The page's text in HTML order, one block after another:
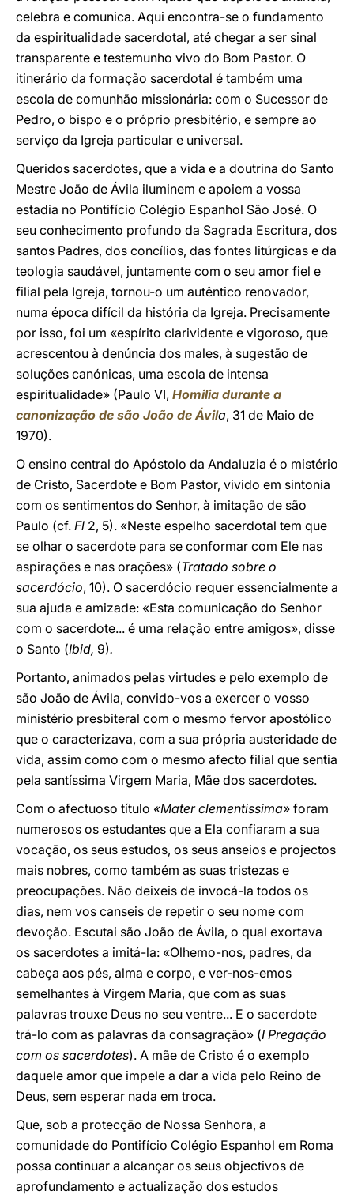
celebra e comunica. Aqui encontra-se o fundamento
da espiritualidade sacerdotal, até chegar a ser sinal
transparente e testemunho vivo do Bom Pastor. O
itinerário da formação sacerdotal é também uma
escola de comunhão missionária: com o Sucessor de
Pedro, o bispo e o próprio presbitério, e sempre ao
serviço da Igreja particular e universal.
Queridos sacerdotes, que a vida e a doutrina do Santo
Mestre João de Ávila iluminem e apoiem a vossa
estadia no Pontifício Colégio Espanhol São José. O
seu conhecimento profundo da Sagrada Escritura, dos
santos Padres, dos concílios, das fontes litúrgicas e da
teologia saudável, juntamente com o seu amor fiel e
filial pela Igreja, tornou-o um autêntico renovador,
numa época difícil da história da Igreja. Precisamente
por isso, foi um «espírito clarividente e vigoroso, que
acrescentou à denúncia dos males, à sugestão de
soluções canónicas, uma escola de intensa
espiritualidade» (Paulo VI, Homilia durante a
canonização de são João de Ávila, 31 de Maio de
1970).
O ensino central do Apóstolo da Andaluzia é o mistério
de Cristo, Sacerdote e Bom Pastor, vivido em sintonia
com os sentimentos do Senhor, à imitação de são
Paulo (cf. Fl 2, 5). «Neste espelho sacerdotal tem que
se olhar o sacerdote para se conformar com Ele nas
aspirações e nas orações» (Tratado sobre o
sacerdócio, 10). O sacerdócio requer essencialmente a
sua ajuda e amizade: «Esta comunicação do Senhor
com o sacerdote... é uma relação entre amigos», disse
o Santo (Ibid, 9).
Portanto, animados pelas virtudes e pelo exemplo de
são João de Ávila, convido-vos a exercer o vosso
ministério presbiteral com o mesmo fervor apostólico
que o caracterizava, com a sua própria austeridade de
vida, assim como com o mesmo afecto filial que sentia
pela santíssima Virgem Maria, Mãe dos sacerdotes.
Com o afectuoso título «Mater clementissima» foram
numerosos os estudantes que a Ela confiaram a sua
vocação, os seus estudos, os seus anseios e projectos
mais nobres, como também as suas tristezas e
preocupações. Não deixeis de invocá-la todos os
dias, nem vos canseis de repetir o seu nome com
devoção. Escutai são João de Ávila, o qual exortava
os sacerdotes a imitá-la: «Olhemo-nos, padres, da
cabeça aos pés, alma e corpo, e ver-nos-emos
semelhantes à Virgem Maria, que com as suas
palavras trouxe Deus no seu ventre... E o sacerdote
trá-lo com as palavras da consagração» (I Pregação
com os sacerdotes). A mãe de Cristo é o exemplo
daquele amor que impele a dar a vida pelo Reino de
Deus, sem esperar nada em troca.
Que, sob a protecção de Nossa Senhora, a
comunidade do Pontifício Colégio Espanhol em Roma
possa continuar a alcançar os seus objectivos de
aprofundamento e actualização dos estudos